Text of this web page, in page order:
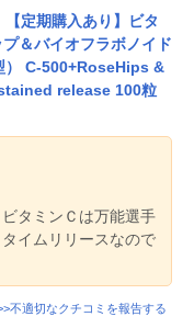
【定期購入あり】ビタ
＆バイオフラボノイド
） C-500+RoseHips &
release 100粒
タミンＣは万能選手
イムリリースなので
不適切なクチコミを報告する